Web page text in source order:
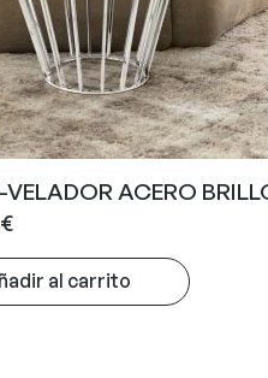
ACERO
€
al carrito